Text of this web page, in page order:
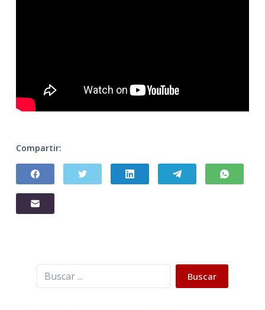
Compartir:
Buscar Buscar